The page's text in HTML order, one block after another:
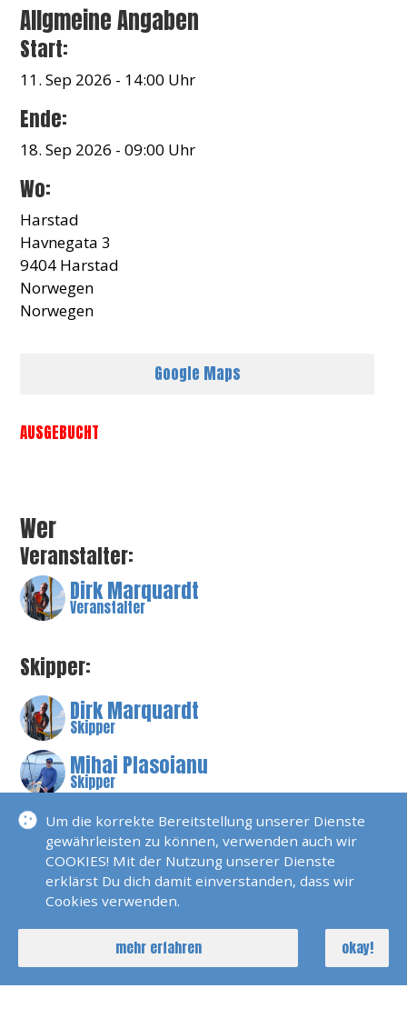
Allgmeine Angaben
Start:
11. Sep 2026 - 14:00 Uhr
Ende:
18. Sep 2026 - 09:00 Uhr
Wo:
Harstad
Havnegata 3
9404 Harstad
Norwegen
Norwegen
Google Maps
AUSGEBUCHT
Wer
Veranstalter:
Dirk Marquardt
Veranstalter
Skipper:
Dirk Marquardt
Skipper
Mihai Plasoianu
Skipper
BESCHREIBUNG
Segeln Unter Dem Polarlicht
Segeln unter dem Polarlicht – Expedition in die
Inselwelt der Vesterålen
Um die korrekte Bereitstellung unserer Dienste
gewährleisten zu können, verwenden auch wir
COOKIES! Mit der Nutzung unserer Dienste
erklärst Du dich damit einverstanden, dass wir
Cookies verwenden.
mehr erfahren okay!